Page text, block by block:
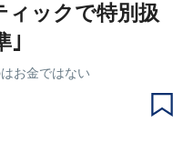
ィックで特別扱
｣
お金ではない